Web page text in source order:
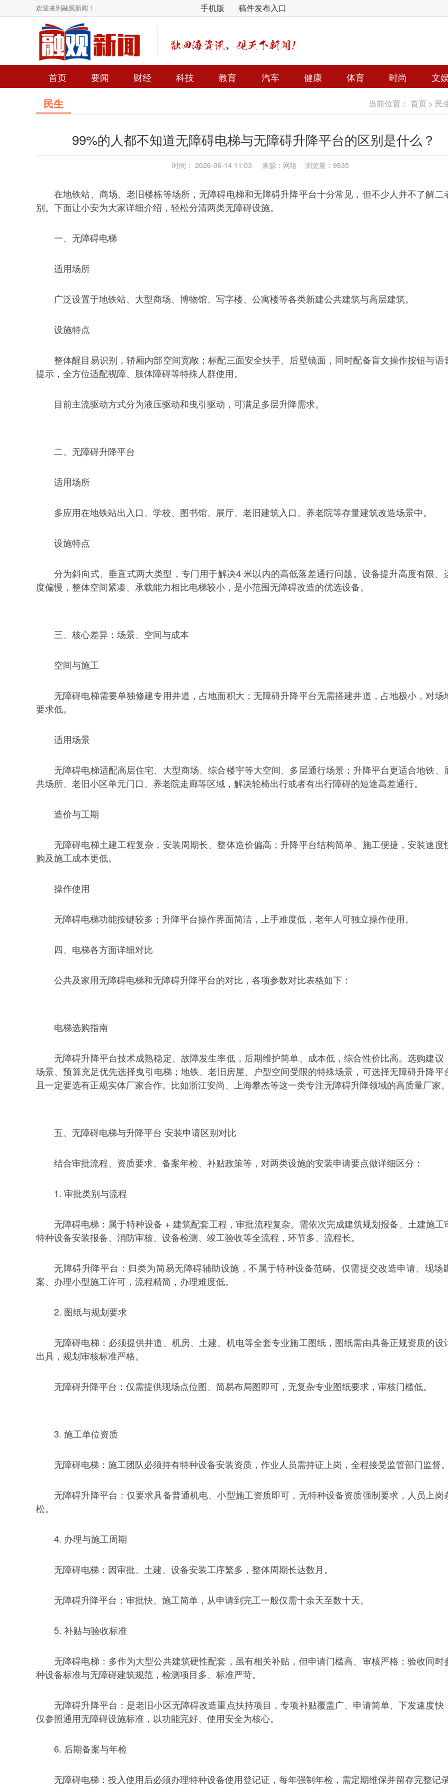
欢迎来到融观新闻！ 手机版 稿件发布入口
首页 要闻 财经 科技 教育 汽车 健康 体育 时尚 文
民生 当前位置： 首页 > 民
99%的人都不知道无障碍电梯与无障碍升降平台的区别是什么？
时间： 2026-06-14 11:03 来源：网络 浏览量：9835
在地铁站、商场、老旧楼栋等场所，无障碍电梯和无障碍升降平台十分常见，但不少人并不了解二
别。下面让小安为大家详细介绍，轻松分清两类无障碍设施。
一、无障碍电梯
适用场所
广泛设置于地铁站、大型商场、博物馆、写字楼、公寓楼等各类新建公共建筑与高层建筑。
设施特点
整体醒目易识别，轿厢内部空间宽敞；标配三面安全扶手、后壁镜面，同时配备盲文操作按钮与语
提示，全方位适配视障、肢体障碍等特殊人群使用。
目前主流驱动方式分为液压驱动和曳引驱动，可满足多层升降需求。
二、无障碍升降平台
适用场所
多应用在地铁站出入口、学校、图书馆、展厅、老旧建筑入口、养老院等存量建筑改造场景中。
设施特点
分为斜向式、垂直式两大类型，专门用于解决4 米以内的高低落差通行问题。设备提升高度有限、
度偏慢，整体空间紧凑、承载能力相比电梯较小，是小范围无障碍改造的优选设备。
三、核心差异：场景、空间与成本
空间与施工
无障碍电梯需要单独修建专用井道，占地面积大；无障碍升降平台无需搭建井道，占地极小，对场
要求低。
适用场景
无障碍电梯适配高层住宅、大型商场、综合楼宇等大空间、多层通行场景；升降平台更适合地铁、
共场所、老旧小区单元门口、养老院走廊等区域，解决轮椅出行或者有出行障碍的短途高差通行。
造价与工期
无障碍电梯土建工程复杂，安装周期长、整体造价偏高；升降平台结构简单、施工便捷，安装速度
购及施工成本更低。
操作使用
无障碍电梯功能按键较多；升降平台操作界面简洁，上手难度低，老年人可独立操作使用。
四、电梯各方面详细对比
公共及家用无障碍电梯和无障碍升降平台的对比，各项参数对比表格如下：
电梯选购指南
无障碍升降平台技术成熟稳定、故障发生率低，后期维护简单、成本低，综合性价比高。选购建议
场景、预算充足优先选择曳引电梯；地铁、老旧房屋、户型空间受限的特殊场景，可选择无障碍升降平
且一定要选有正规实体厂家合作。比如浙江安尚、上海攀杰等这一类专注无障碍升降领域的高质量厂家。
五、无障碍电梯与升降平台 安装申请区别对比
结合审批流程、资质要求、备案年检、补贴政策等，对两类设施的安装申请要点做详细区分：
1. 审批类别与流程
无障碍电梯：属于特种设备 + 建筑配套工程，审批流程复杂。需依次完成建筑规划报备、土建施工
特种设备安装报备、消防审核、设备检测、竣工验收等全流程，环节多、流程长。
无障碍升降平台：归类为简易无障碍辅助设施，不属于特种设备范畴。仅需提交改造申请、现场
案、办理小型施工许可，流程精简，办理难度低。
2. 图纸与规划要求
无障碍电梯：必须提供井道、机房、土建、机电等全套专业施工图纸，图纸需由具备正规资质的设
出具，规划审核标准严格。
无障碍升降平台：仅需提供现场点位图、简易布局图即可，无复杂专业图纸要求，审核门槛低。
3. 施工单位资质
无障碍电梯：施工团队必须持有特种设备安装资质，作业人员需持证上岗，全程接受监管部门监督。
无障碍升降平台：仅要求具备普通机电、小型施工资质即可，无特种设备资质强制要求，人员上岗
松。
4. 办理与施工周期
无障碍电梯：因审批、土建、设备安装工序繁多，整体周期长达数月。
无障碍升降平台：审批快、施工简单，从申请到完工一般仅需十余天至数十天。
5. 补贴与验收标准
无障碍电梯：多作为大型公共建筑硬性配套，虽有相关补贴，但申请门槛高、审核严格；验收同时
种设备标准与无障碍建筑规范，检测项目多、标准严苛。
无障碍升降平台：是老旧小区无障碍改造重点扶持项目，专项补贴覆盖广、申请简单、下发速度快
仅参照通用无障碍设施标准，以功能完好、使用安全为核心。
6. 后期备案与年检
无障碍电梯：投入使用后必须办理特种设备使用登记证，每年强制年检，需定期维保并留存完整记录